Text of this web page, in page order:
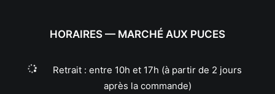
HORAIRES — MARCHÉ AUX PUCES
Retrait : entre 10h et 17h (à partir de 2 jours
après la commande)